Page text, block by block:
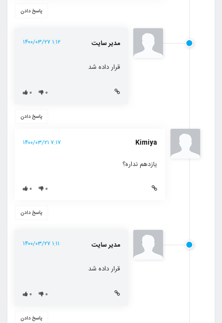
پاسخ دادن
مدیر سایت ۱:۱۲ ۱۴۰۰/۰۳/۲۷
قرار داده شد
۰ ۰
پاسخ دادن
Kimiya ۷:۱۷ ۱۴۰۰/۰۳/۲۱
یازدهم نداره؟
۰ ۰
پاسخ دادن
مدیر سایت ۱:۱۱ ۱۴۰۰/۰۳/۲۷
قرار داده شد
۰ ۰
پاسخ دادن